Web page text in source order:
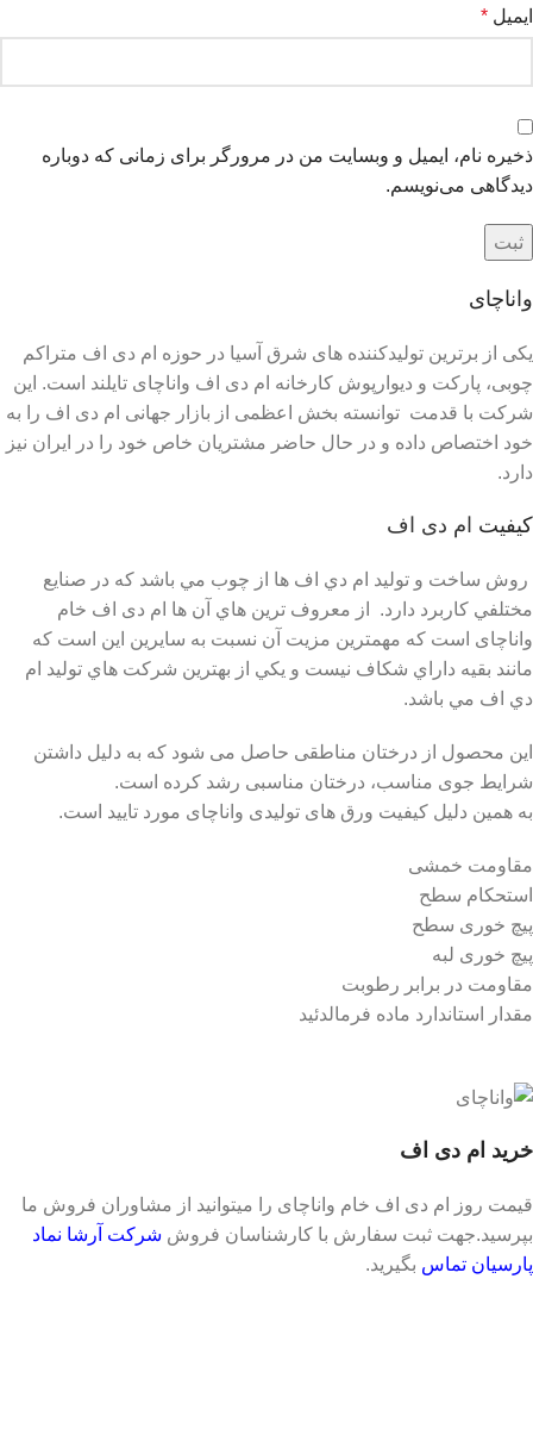
ایمیل *
ذخیره نام، ایمیل و وبسایت من در مرورگر برای زمانی که دوباره
دیدگاهی می‌نویسم.
واناچای
یکی از برترین تولیدکننده های شرق آسیا در حوزه ام دی اف متراکم
چوبی، پارکت و دیوارپوش کارخانه ام دی اف واناچای تایلند است. این
شرکت با قدمت توانسته بخش اعظمی از بازار جهانی ام دی اف را به
خود اختصاص داده و در حال حاضر مشتریان خاص خود را در ایران نیز
دارد.
کیفیت ام دی اف
روش ساخت و توليد ام دي اف ها از چوب مي باشد که در صنايع
مختلفي کاربرد دارد. از معروف ترين هاي آن ها ام دی اف خام
واناچای است که مهمترين مزيت آن نسبت به سايرين اين است که
مانند بقيه داراي شکاف نيست و يکي از بهترين شرکت هاي توليد ام
دي اف مي باشد.
این محصول از درختان مناطقی حاصل می شود که به دلیل داشتن
شرایط جوی مناسب، درختان مناسبی رشد کرده است.
به همین دلیل کیفیت ورق های تولیدی واناچای مورد تایید است.
مقاومت خمشی
استحکام سطح
پیچ خوری سطح
پیچ خوری لبه
مقاومت در برابر رطوبت
مقدار استاندارد ماده فرمالدئید
خرید ام دی اف
قیمت روز ام دی اف خام واناچای را میتوانید از مشاوران فروش ما
بپرسید.جهت ثبت سفارش با کارشناسان فروش شرکت آرشا نماد
پارسیان تماس بگیرید.